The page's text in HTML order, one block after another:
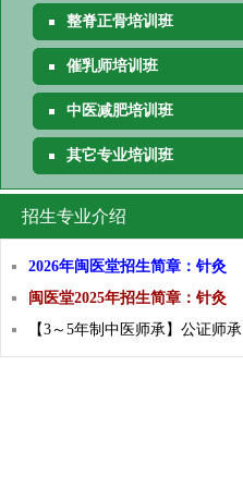
整脊正骨培训班
催乳师培训班
中医减肥培训班
其它专业培训班
招生专业介绍
2026年闽医堂招生简章：针灸
闽医堂2025年招生简章：针灸
【3～5年制中医师承】公证师承